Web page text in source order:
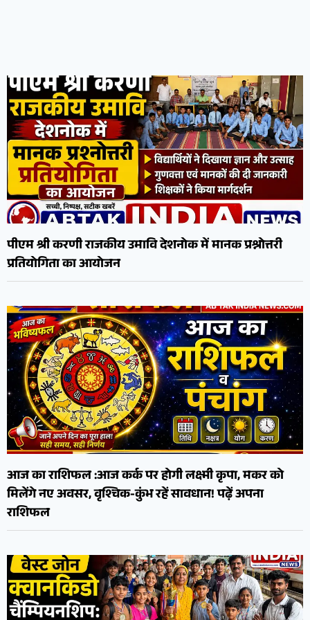
पीएम श्री करणी राजकीय उमावि देशनोक में मानक प्रश्नोत्तरी
प्रतियोगिता का आयोजन
आज का राशिफल :आज कर्क पर होगी लक्ष्मी कृपा, मकर को
मिलेंगे नए अवसर, वृश्चिक-कुंभ रहें सावधान! पढ़ें अपना
राशिफल